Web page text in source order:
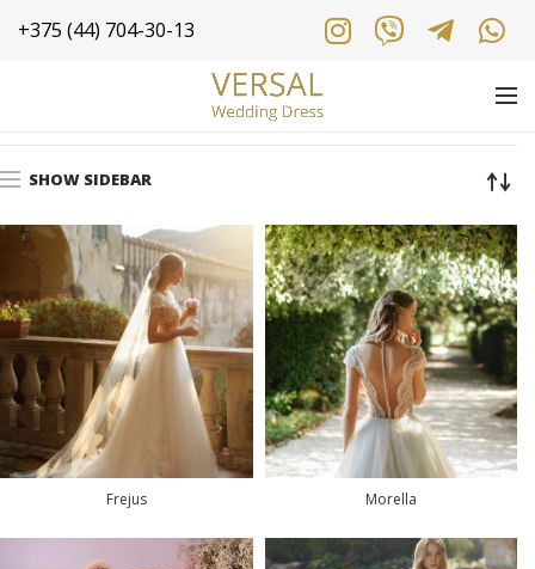
+375 (44) 704-30-13
Главная Shop
SHOW SIDEBAR
Frejus Morella